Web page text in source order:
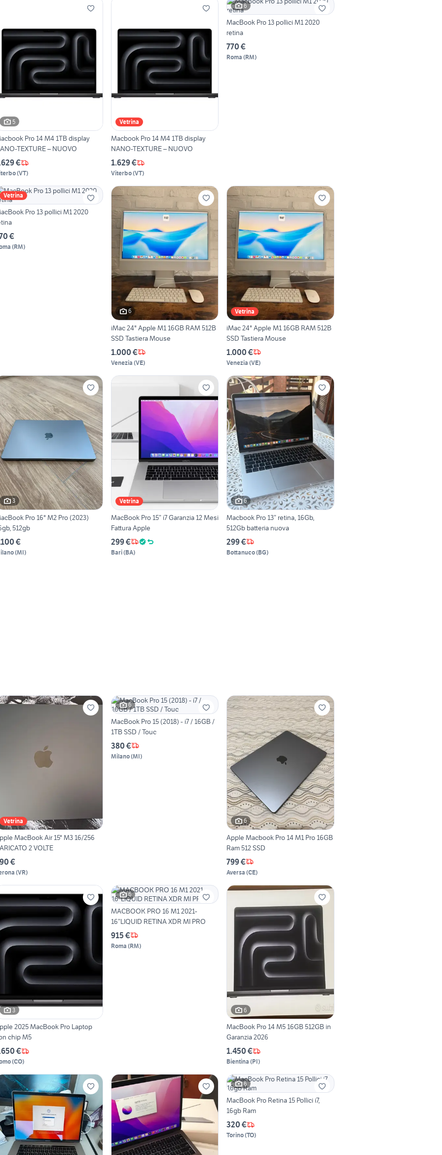
5
Pro 14 M4 1TB display
TEXTURE – NUOVO
€
(VT)
Vetrina
Macbook Pro 14 M4 1TB display
NANO-TEXTURE – NUOVO
1.629 €
Viterbo(VT)
6
MacBook Pro 13 pollici M1 2020
retina
770 €
Roma (RM)
Vetrina
Pro 13 pollici M1 2020
€
(RM)
6
iMac 24" Apple M1 16GB RAM 512B
SSD Tastiera Mouse
1.000 €
Venezia (VE)
Vetrina
iMac 24" Apple M1 16GB RAM 512B
SSD Tastiera Mouse
1.000 €
Venezia (VE)
3
Pro 16" M2 Pro (2023)
512gb
€
(MI)
Vetrina
MacBook Pro 15” i7 Garanzia 12 Mesi
Fattura Apple
299 €
Bari(BA)
6
Macbook Pro 13” retina, 16Gb,
512Gb batteria nuova
299 €
Bottanuco(BG)
Vetrina
MacBook Air 15" M3 16/256
2 VOLTE
€
(VR)
6
MacBook Pro 15 (2018) - i7 / 16GB /
1TB SSD / Touc
380 €
Milano(MI)
6
Apple Macbook Pro 14 M1 Pro 16GB
Ram 512 SSD
799 €
Aversa (CE)
3
2025 MacBook Pro Laptop
chip M5
€
(CO)
6
MACBOOK PRO 16 M1 2021-
16”LIQUID RETINA XDR MI PRO
915 €
Roma (RM)
6
MacBook Pro 14 M5 16GB 512GB in
Garanzia 2026
1.450 €
Bientina (PI)
6
MacBook Pro Retina 15 Pollici i7,
16gb Ram
320 €
Torino(TO)